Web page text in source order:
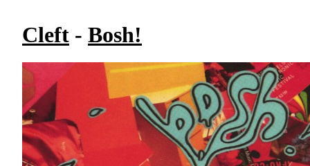
Cleft - Bosh!